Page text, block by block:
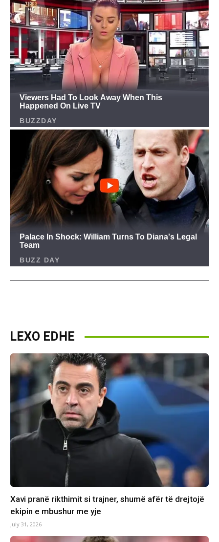
LEXO EDHE
Xavi pranë rikthimit si trajner, shumë afër të drejtojë
ekipin e mbushur me yje
July 31, 2026